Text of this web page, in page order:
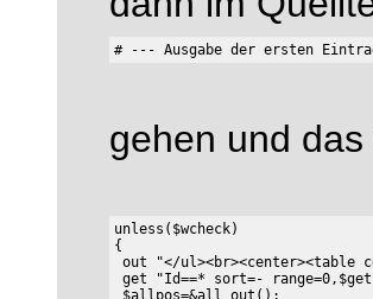
gehen und
unless($wcheck)
{
out "</ul><br><center><table
get "Id==* sort=-